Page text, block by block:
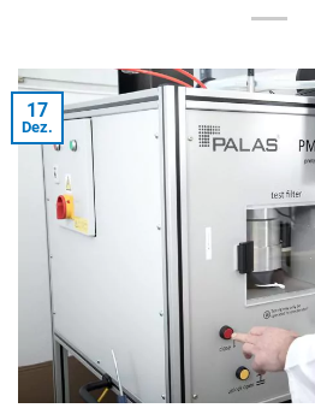
17
Dez.